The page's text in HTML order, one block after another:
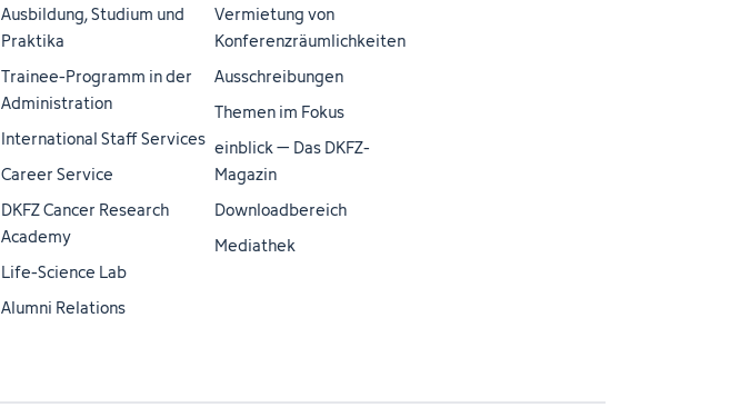
Ausbildung, Studium und
Praktika
Trainee-Programm in der
Administration
International Staff Services
Career Service
DKFZ Cancer Research
Academy
Life-Science Lab
Alumni Relations
Vermietung von
Konferenzräumlichkeiten
Ausschreibungen
Themen im Fokus
einblick – Das DKFZ-
Magazin
Downloadbereich
Mediathek